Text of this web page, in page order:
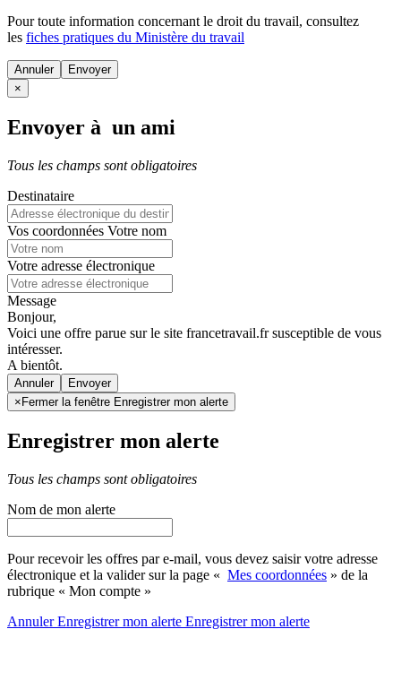
Pour toute information concernant le droit du travail, consultez
les fiches pratiques du Ministère du travail
Annuler
×
Envoyer à un ami
Tous les champs sont obligatoires
Destinataire
Vos coordonnées Votre nom
Votre adresse électronique
Message
Bonjour,
Voici une offre parue sur le site francetravail.fr susceptible de vous
intéresser.
A bientôt.
Annuler
× Fermer la fenêtre Enregistrer mon alerte
Enregistrer mon alerte
Tous les champs sont obligatoires
Nom de mon alerte
Pour recevoir les offres par e-mail, vous devez saisir votre adresse
électronique et la valider sur la page « Mes coordonnées » de la
rubrique « Mon compte »
AnnulerEnregistrer mon alerte Enregistrermon alerte